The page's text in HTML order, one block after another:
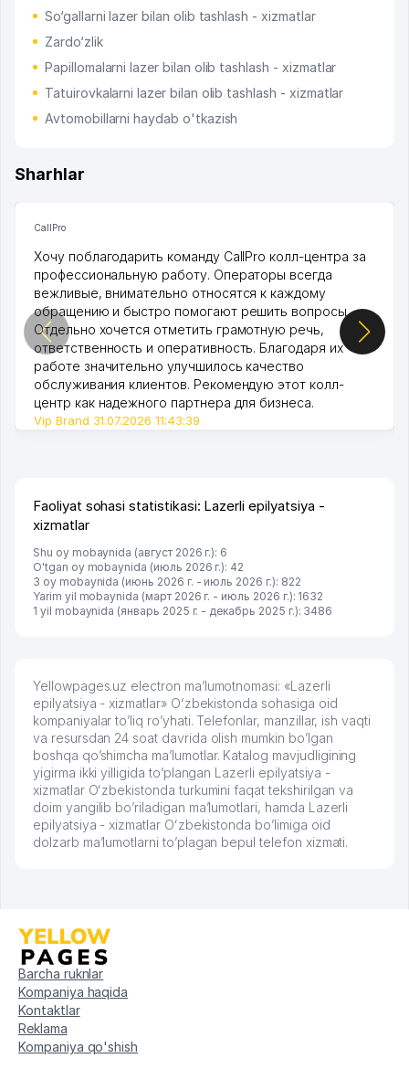
So‘gallarni lazer bilan olib tashlash - xizmatlar
Zardo‘zlik
Papillomalarni lazer bilan olib tashlash - xizmatlar
Tatuirovkalarni lazer bilan olib tashlash - xizmatlar
Avtomobillarni haydab o'tkazish
Sharhlar
CallPro
Хочу поблагодарить команду CallPro колл-центра за
профессиональную работу. Операторы всегда
вежливые, внимательно относятся к каждому
обращению и быстро помогают решить вопросы.
Отдельно хочется отметить грамотную речь,
ответственность и оперативность. Благодаря их
работе значительно улучшилось качество
обслуживания клиентов. Рекомендую этот колл-
центр как надежного партнера для бизнеса.
Vip Brand 31.07.2026 11:43:39
Faoliyat sohasi statistikasi: Lazerli epilyatsiya -
xizmatlar
Shu oy mobaynida (август 2026 г.): 6
O'tgan oy mobaynida (июль 2026 г.): 42
3 oy mobaynida (июнь 2026 г. - июль 2026 г.): 822
Yarim yil mobaynida (март 2026 г. - июль 2026 г.): 1632
1 yil mobaynida (январь 2025 г. - декабрь 2025 г.): 3486
Yellowpages.uz electron ma’lumotnomasi: «Lazerli
epilyatsiya - xizmatlar» Oʻzbekistonda sohasiga oid
kompaniyalar to’liq ro’yhati. Telefonlar, manzillar, ish vaqti
va resursdan 24 soat davrida olish mumkin bo’lgan
boshqa qo’shimcha ma’lumotlar. Katalog mavjudligining
yigirma ikki yilligida to’plangan Lazerli epilyatsiya -
xizmatlar Oʻzbekistonda turkumini faqat tekshirilgan va
doim yangilib bo’riladigan ma’lumotlari, hamda Lazerli
epilyatsiya - xizmatlar Oʻzbekistonda bo’limiga oid
dolzarb ma’lumotlarni to’plagan bepul telefon xizmati.
Barcha ruknlar
Kompaniya haqida
Kontaktlar
Reklama
Kompaniya qo'shish